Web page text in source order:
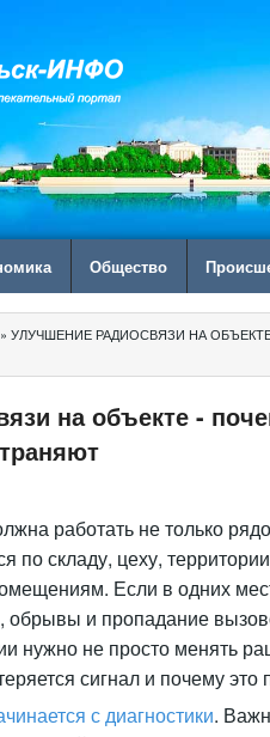
Общество
» УЛУЧШЕНИЕ РАДИОСВЯЗИ НА
на объекте -
работать не только
по складу, цеху,
Если в одних
и пропадание
нужно не просто менять
сигнал и почему это
с диагностики.